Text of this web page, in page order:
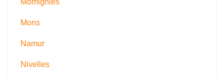
Mons
Namur
Nivelles